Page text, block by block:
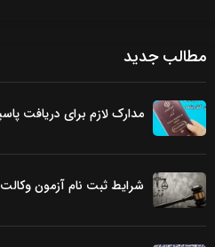
مطالب جدید
مدارک لازم برای دریافت
شرایط ثبت نام آزمون وکالت